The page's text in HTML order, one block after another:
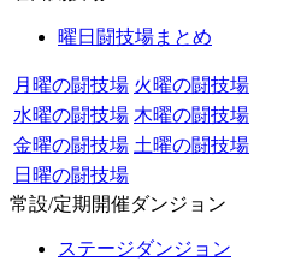
曜日闘技場まとめ
月曜の闘技場 火曜の闘技場
水曜の闘技場 木曜の闘技場
金曜の闘技場 土曜の闘技場
日曜の闘技場
常設/定期開催ダンジョン
ステージダンジョン